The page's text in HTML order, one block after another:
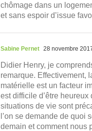
chômage dans un
et sans espoir d’issue
Sabine Pernet 28 novembre
Didier Henry, je
remarque. Effectivement,
matérielle est un facteur
est difficile d’être heureux
situations de vie sont
l’on se demande de quoi
demain et comment nous